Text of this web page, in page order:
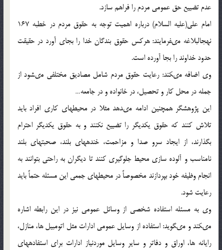
عدم تضييع حق عمومى مردم را فراهم سازد.
امام على(علیه السلام) درباره اهميت توجه به حقوق مردم در خطبه 167
نهج‏البلاغه مى‏فرمايند: هركس حقوق بندگان خدا را بجاي آورد در حقيقت
حدود خداوند را بجا آورده است.
وى اضافه مى‏كند: رعايت حقوق مردم شامل مصاديق مختلفى مى‏شود از
جمله در محل كار و تحصيل، در خانواده و در جامعه…
اين پژوهشگر همچنين ادامه مى‏دهد مثلا در محيطهاى كارى افراد بايد
تلاش كنند كه حقوق يكديگر را تضييع نكنند و به حقوق يكديگر احترام
بگذارند، از ايجاد سرو صدا و مزاحمت، خنده‏هاى بلند، صحبت‏هاى بلند
نامناسب و آلوده سازى محيط جلوگيرى كنند تا ديگران به راحتى بتوانند به
انجام وظيفه خود بپردازند مخصوصاً در محيطهاى جمعى اين مسئله حتماً بايد
رعايت شود.
وى به مسئله استفاده شخصي از وسائل عمومى نيز در اين رابطه اشاره
مى‏كند و مى‏گويد: استفاده از وسايل عمومي ادارات مثل اتومبيل ها، منازل،
رايانه ها، اوراق و دفاتر و ساير وسايل موردنياز ادارات براى استفاده‏هاى